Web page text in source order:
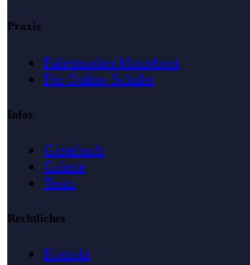
Praxis
Fahrstunden Motorboot
Für Online-Schüler
Infos
Gästebuch
Galerie
Team
Rechtliches
Kontakt